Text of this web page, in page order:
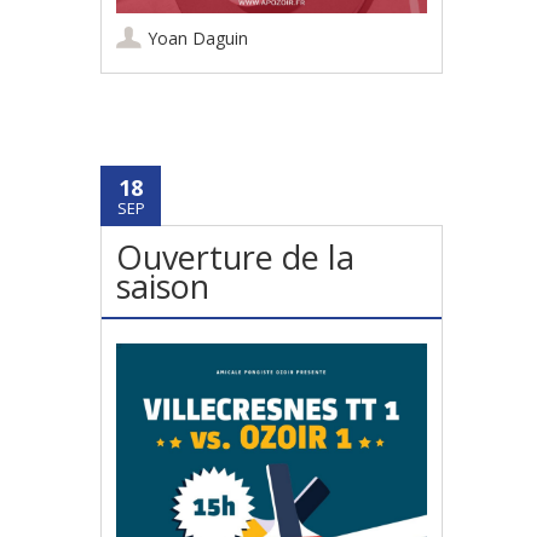
Yoan Daguin
18
SEP
Ouverture de la
saison